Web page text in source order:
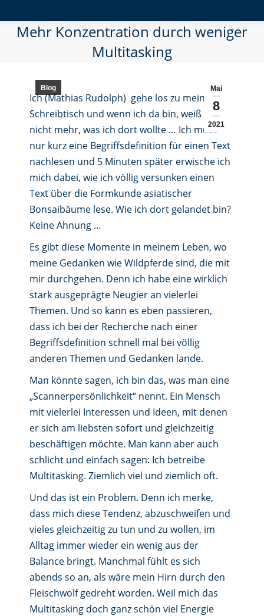
Mehr Konzentration durch weniger
Multitasking
Mai
8
2021
Blog
Ich (Mathias Rudolph) gehe los zu meinem
Schreibtisch und wenn ich da bin, weiß ich
nicht mehr, was ich dort wollte … Ich muss
nur kurz eine Begriffsdefinition für einen Text
nachlesen und 5 Minuten später erwische ich
mich dabei, wie ich völlig versunken einen
Text über die Formkunde asiatischer
Bonsaibäume lese. Wie ich dort gelandet bin?
Keine Ahnung …
Es gibt diese Momente in meinem Leben, wo
meine Gedanken wie Wildpferde sind, die mit
mir durchgehen. Denn ich habe eine wirklich
stark ausgeprägte Neugier an vielerlei
Themen. Und so kann es eben passieren,
dass ich bei der Recherche nach einer
Begriffsdefinition schnell mal bei völlig
anderen Themen und Gedanken lande.
Man könnte sagen, ich bin das, was man eine
„Scannerpersönlichkeit“ nennt. Ein Mensch
mit vielerlei Interessen und Ideen, mit denen
er sich am liebsten sofort und gleichzeitig
beschäftigen möchte. Man kann aber auch
schlicht und einfach sagen: Ich betreibe
Multitasking. Ziemlich viel und ziemlich oft.
Und das ist ein Problem. Denn ich merke,
dass mich diese Tendenz, abzuschweifen und
vieles gleichzeitig zu tun und zu wollen, im
Alltag immer wieder ein wenig aus der
Balance bringt. Manchmal fühlt es sich
abends so an, als wäre mein Hirn durch den
Fleischwolf gedreht worden. Weil mich das
Multitasking doch ganz schön viel Energie